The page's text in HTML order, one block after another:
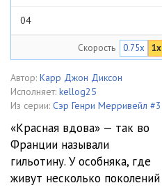
04
06
07
08
09
Скорость 0.75x 1x
Автор: Карр Джон Диксон
Исполняет: kellog25
Из серии: Сэр Генри Мерривейл #3
«Красная вдова» — так во
Франции называли
гильотину. У особняка, где
живут несколько поколений